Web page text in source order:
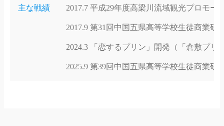
主な戦績 2017.7 平成29年度高梁川流域観光プロモー
2017.9 第31回中国五県高等学校生徒商業
2024.3 「恋するプリン」開発（「倉敷プリ
2025.9 第39回中国五県高等学校生徒商業